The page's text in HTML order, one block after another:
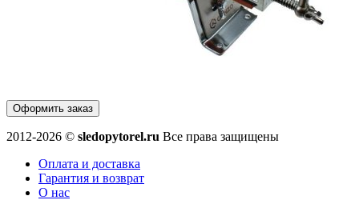
Оформить заказ
2012-2026 © sledopytorel.ru Все права защищены
Оплата и доставка
Гарантия и возврат
О нас